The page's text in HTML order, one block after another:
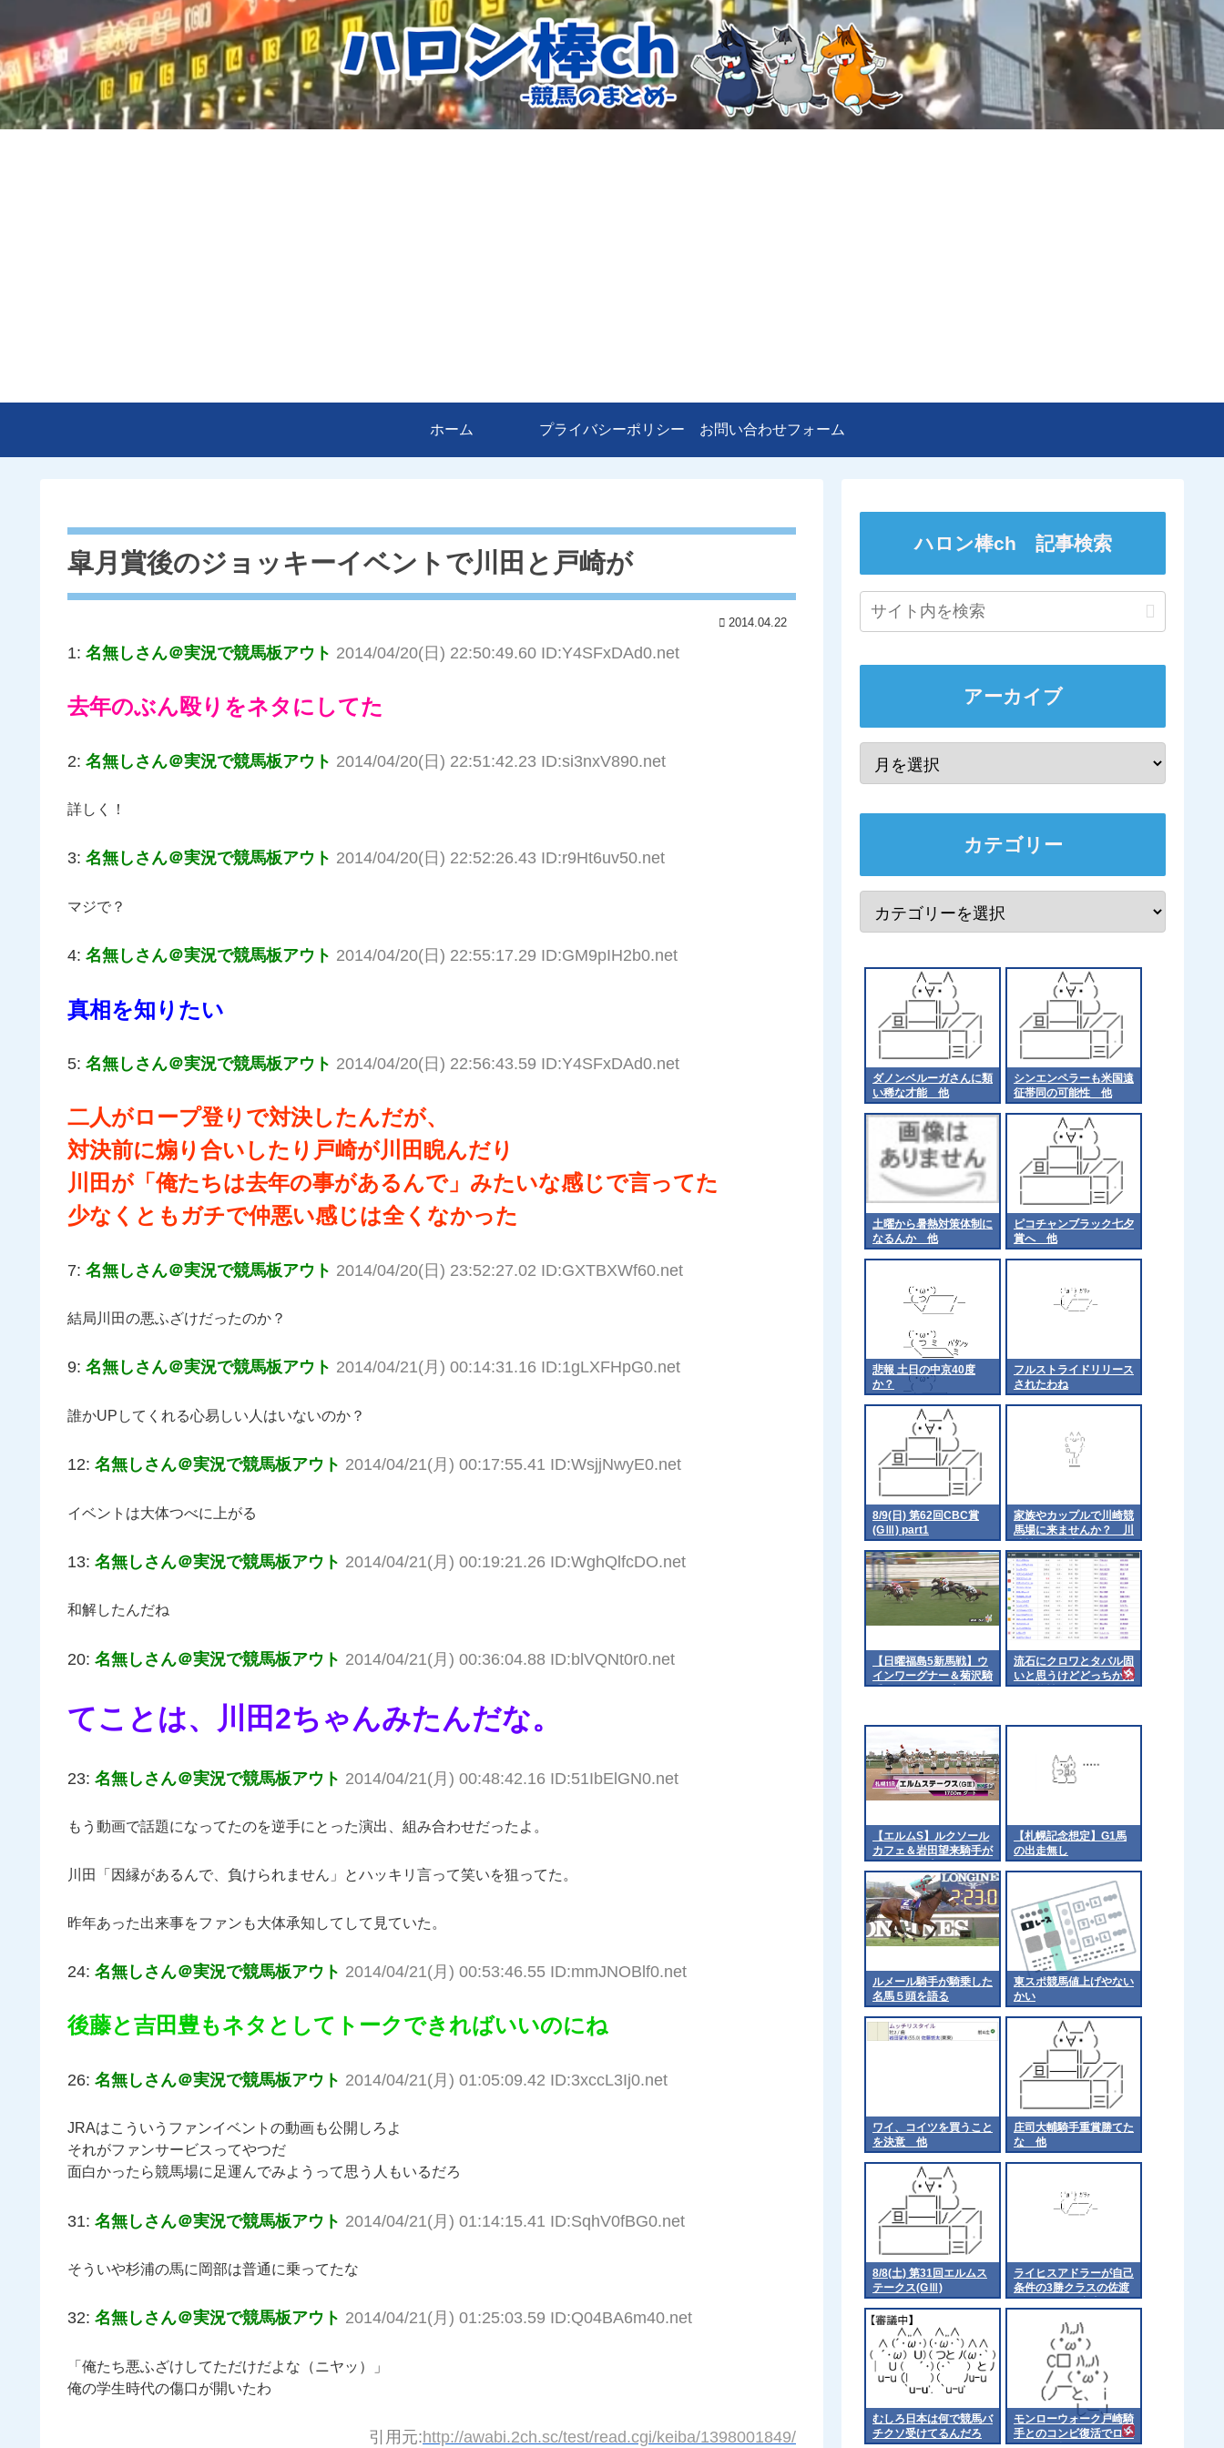
ホーム プライバシーポリシー お問い合わせフォーム
皐月賞後のジョッキーイベントで川田と戸崎が
2014.04.22
1: 名無しさん＠実況で競馬板アウト 2014/04/20(日) 22:50:49.60 ID:Y4SFxDAd0.net
去年のぶん殴りをネタにしてた
2: 名無しさん＠実況で競馬板アウト 2014/04/20(日) 22:51:42.23 ID:si3nxV890.net
詳しく！
3: 名無しさん＠実況で競馬板アウト 2014/04/20(日) 22:52:26.43 ID:r9Ht6uv50.net
マジで？
4: 名無しさん＠実況で競馬板アウト 2014/04/20(日) 22:55:17.29 ID:GM9pIH2b0.net
真相を知りたい
5: 名無しさん＠実況で競馬板アウト 2014/04/20(日) 22:56:43.59 ID:Y4SFxDAd0.net
二人がロープ登りで対決したんだが、
対決前に煽り合いしたり戸崎が川田睨んだり
川田が「俺たちは去年の事があるんで」みたいな感じで言ってた
少なくともガチで仲悪い感じは全くなかった
7: 名無しさん＠実況で競馬板アウト 2014/04/20(日) 23:52:27.02 ID:GXTBXWf60.net
結局川田の悪ふざけだったのか？
9: 名無しさん＠実況で競馬板アウト 2014/04/21(月) 00:14:31.16 ID:1gLXFHpG0.net
誰かUPしてくれる心易しい人はいないのか？
12: 名無しさん＠実況で競馬板アウト 2014/04/21(月) 00:17:55.41 ID:WsjjNwyE0.net
イベントは大体つべに上がる
13: 名無しさん＠実況で競馬板アウト 2014/04/21(月) 00:19:21.26 ID:WghQlfcDO.net
和解したんだね
20: 名無しさん＠実況で競馬板アウト 2014/04/21(月) 00:36:04.88 ID:blVQNt0r0.net
てことは、川田2ちゃんみたんだな。
23: 名無しさん＠実況で競馬板アウト 2014/04/21(月) 00:48:42.16 ID:51IbElGN0.net
もう動画で話題になってたのを逆手にとった演出、組み合わせだったよ。
川田「因縁があるんで、負けられません」とハッキリ言って笑いを狙ってた。
昨年あった出来事をファンも大体承知してして見ていた。
24: 名無しさん＠実況で競馬板アウト 2014/04/21(月) 00:53:46.55 ID:mmJNOBlf0.net
後藤と吉田豊もネタとしてトークできればいいのにね
26: 名無しさん＠実況で競馬板アウト 2014/04/21(月) 01:05:09.42 ID:3xccL3Ij0.net
JRAはこういうファンイベントの動画も公開しろよ
それがファンサービスってやつだ
面白かったら競馬場に足運んでみようって思う人もいるだろ
31: 名無しさん＠実況で競馬板アウト 2014/04/21(月) 01:14:15.41 ID:SqhV0fBG0.net
そういや杉浦の馬に岡部は普通に乗ってたな
32: 名無しさん＠実況で競馬板アウト 2014/04/21(月) 01:25:03.59 ID:Q04BA6m40.net
「俺たち悪ふざけしてただけだよな（ニヤッ）」
俺の学生時代の傷口が開いたわ
引用元: http://awabi.2ch.sc/test/read.cgi/keiba/1398001849/
ハロン棒ch 記事検索
アーカイブ
カテゴリー
ダノンベルーガさんに類
い稀な才能 他
シンエンペラーも米国遠
征帯同の可能性 他
土曜から暑熱対策体制に
なるんか 他
ピコチャンブラック七夕
賞へ 他
悲報 土日の中京40度
か？
フルストライドリリース
されたわね
8/9(日) 第62回CBC賞
(GⅢ) part1
家族やカップルで川崎競
馬場に来ませんか？ 川
崎競馬が魅力をアピール
【日曜福島5新馬戦】ウ
インワーグナー＆菊沢騎
手がｷﾀ━━━━(ﾟ
流石にクロワとタバル固
いと思うけどどっちか飛
ぶ可能性ってあると思う
【エルムS】ルクソール
カフェ＆岩田望来騎手が
ｷﾀ━━━━(ﾟ
∀ﾟ)━━━━!!
【札幌記念想定】G1馬
の出走無し
ルメール騎手が騎乗した
名馬５頭を語る
東スポ競馬値上げやない
かい
ワイ、コイツを買うこと
を決意 他
庄司大輔騎手重賞勝てた
な 他
8/8(土) 第31回エルムス
テークス(GⅢ)
ライヒスアドラーが自己
条件の3勝クラスの佐渡
ステークスに出走
むしろ日本は何で競馬バ
チクソ受けてるんだろ
モンローウォーク戸崎騎
手とのコンビ復活でロー